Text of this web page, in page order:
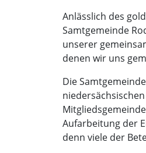
Anlässlich des
Samtgemeinde
unserer
denen wir uns
Die
Aufarbeitung der
denn viele der